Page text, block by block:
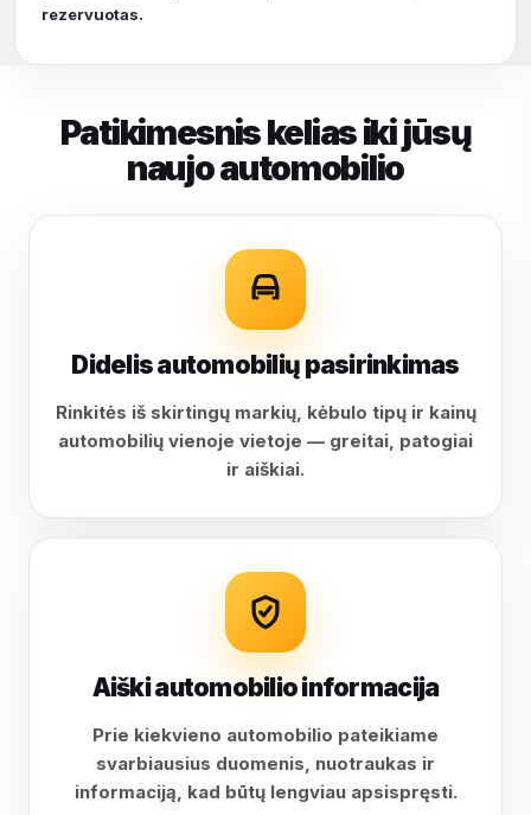
rezervuotas.
Patikimesnis kelias iki jūsų
naujo automobilio
Didelis automobilių pasirinkimas
Rinkitės iš skirtingų markių, kėbulo tipų ir kainų
automobilių vienoje vietoje — greitai, patogiai
ir aiškiai.
Aiški automobilio informacija
Prie kiekvieno automobilio pateikiame
svarbiausius duomenis, nuotraukas ir
informaciją, kad būtų lengviau apsispręsti.